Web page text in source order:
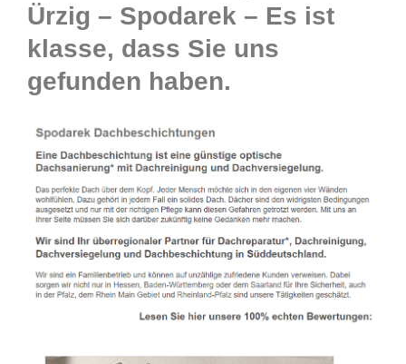
Ürzig – Spodarek – Es ist
klasse, dass Sie uns
gefunden haben.